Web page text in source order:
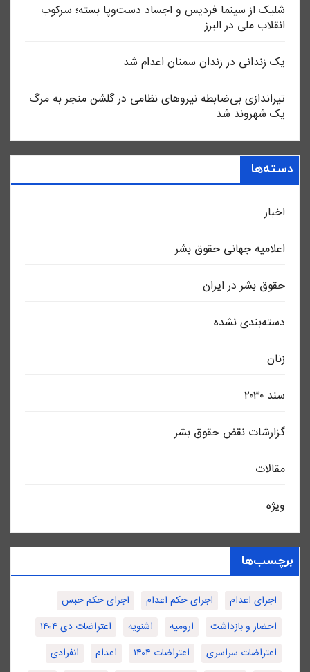
شلیک از سینما فردیس و اجساد دست‌وپا بسته؛ سرکوب
انقلاب ملی در البرز
یک زندانی در زندان سمنان اعدام شد
تیراندازی بی‌ضابطه نیروهای نظامی در گلشن منجر به مرگ
یک شهروند شد
دسته‌ها
اخبار
اعلاميه جهانی حقوق بشر
حقوق بشر در ایران
دسته‌بندی نشده
زنان
سند ٢٠٣٠
گزارشات نقض حقوق بشر
مقالات
ویژه
برچسب‌ها
اجرای اعدام اجرای حکم اعدام
اجرای حکم حبس
احضار و بازداشت
ارومیه اشنویه
اعتراضات دی ۱۴۰۴
اعتراضات سراسری
اعتراضات ۱۴۰۴ اعدام
انفرادی